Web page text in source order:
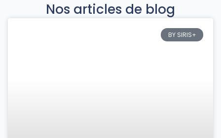
Nos articles de blog
BY SIRIS+